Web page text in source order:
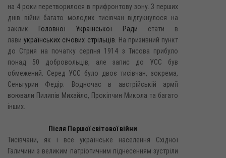
на 4 роки перетворилося в прифронтову зону. З перших
днів війни багато молодих тисівчан відгукнулося на
заклик
Головної Української Ради стати в
лавиукраїнських січових стрільців . На призивний пункт
до Стрия на початку серпня 1914 з Тисова прибуло
понад 50 добровольців, але запис до УСС був
обмежений. Серед УСС було двоє тисівчан, зокрема,
Сеньгурин Федір. Водночас в австрійській армії
воювали Пилипів Михайло, Прокіпчин Микола та багато
інших.
Після Першої світової війни
Тисівчани, як і все українське населення Східної
Галичини з великим патріотичним піднесенням зустріли